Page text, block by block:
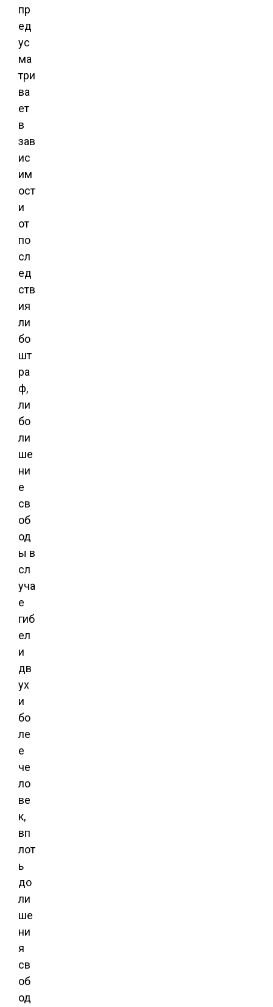
пр
ед
ус
ма
три
ва
ет
в
зав
ис
им
ост
и
от
по
сл
ед
ств
ия
ли
бо
шт
ра
ф,
ли
бо
ли
ше
ни
е
св
об
од
ы в
сл
уча
е
гиб
ел
и
дв
ух
и
бо
ле
е
че
ло
ве
к,
вп
лот
ь
до
ли
ше
ни
я
св
об
од